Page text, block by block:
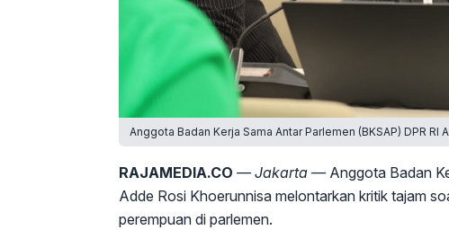
Anggota Badan Kerja Sama Antar Parlemen (BKSAP) DPR
RAJAMEDIA.CO — Jakarta — Anggota Badan
Adde Rosi Khoerunnisa melontarkan kritik tajam
perempuan di parlemen.